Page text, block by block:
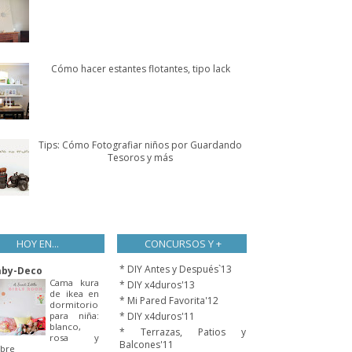
Cómo hacer estantes flotantes, tipo lack
Tips: Cómo Fotografiar niños por Guardando
Tesoros y más
HOY EN...
Deco
Cama kura
de ikea en
dormitorio
para niña:
blanco,
rosa y
CONCURSOS Y +
* DIY Antes y Después`13
* DIY x4duros'13
* Mi Pared Favorita'12
* DIY x4duros'11
* Terrazas, Patios y
Balcones'11